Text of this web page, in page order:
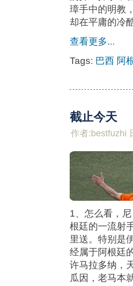
璋手中的明教
却在平庸的冷
查看更多...
Tags: 巴西 阿
截止今天
作者:bestfuzhi
1、怎么看，
根廷的一流射
里送。特别是
经属于阿根廷
许马拉多纳，
瓜因，老马本